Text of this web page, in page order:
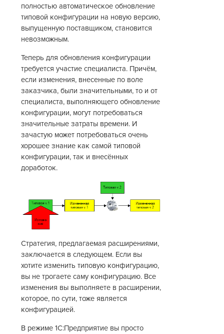
полностью автоматическое обновление
типовой конфигурации на новую версию,
выпущенную поставщиком, становится
невозможным.
Теперь для обновления конфигурации
требуется участие специалиста. Причём,
если изменения, внесенные по воле
заказчика, были значительными, то и от
специалиста, выполняющего обновление
конфигурации, могут потребоваться
значительные затраты времени. И
зачастую может потребоваться очень
хорошее знание как самой типовой
конфигурации, так и внесённых
доработок.
Стратегия, предлагаемая расширениями,
заключается в следующем. Если вы
хотите изменить типовую конфигурацию,
вы не трогаете саму конфигурацию. Все
изменения вы выполняете в расширении,
которое, по сути, тоже является
конфигурацией.
В режиме 1С:Предприятие вы просто